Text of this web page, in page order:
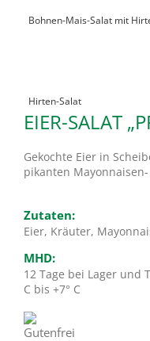
Bohnen-Mais-Salat mit
Hirten-Salat
EIER-SALAT
Gekochte Eier in
pikanten
Zutaten:
Eier, Kräuter,
MHD:
12 Tage bei Lager und
C bis +7° C